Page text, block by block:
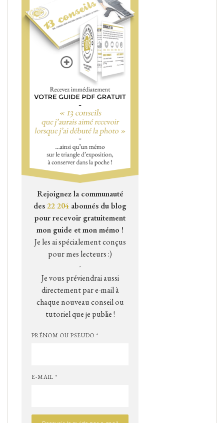
Rejoignez la communauté
des22 204 abonnés du blog
pour recevoir gratuitement
mon guide et mon mémo !
Je les ai spécialement conçus
pour mes lecteurs :)
-
Je vous préviendrai aussi
directement par e-mail à
chaque nouveau conseil ou
tutoriel que je publie !
PRÉNOM OU PSEUDO *
E-MAIL *